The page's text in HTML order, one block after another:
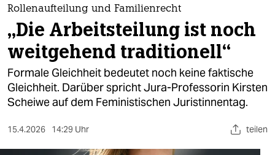
themen
politik
öko
gesellschaft
sport
Rollenaufteilung und Familienrecht
„Die Arbeitsteilung ist noch
weitgehend traditionell“
Formale Gleichheit bedeutet noch keine faktische
Gleichheit. Darüber spricht Jura-Professorin Kirsten
Scheiwe auf dem Feministischen Juristinnentag.
15.4.2026 14:29 Uhr teilen